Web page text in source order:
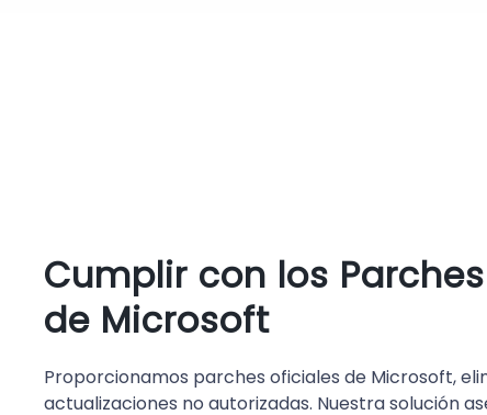
Cumplir con los
de Microsoft
Proporcionamos parches oficiales de Microsoft,
actualizaciones no autorizadas. Nuestra solución